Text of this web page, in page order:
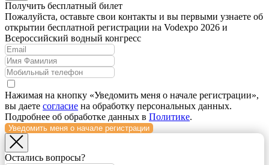
Получить бесплатный билет
Пожалуйста, оставьте свои контакты и вы первыми узнаете об
открытии бесплатной регистрации на Vodexpo 2026 и
Всероссийский водный конгресс
Нажимая на кнопку «Уведомить меня о начале регистрации»,
вы даете согласие на обработку персональных данных.
Подробнее об обработке данных в Политике.
Уведомить меня о начале регистрации
Остались вопросы?